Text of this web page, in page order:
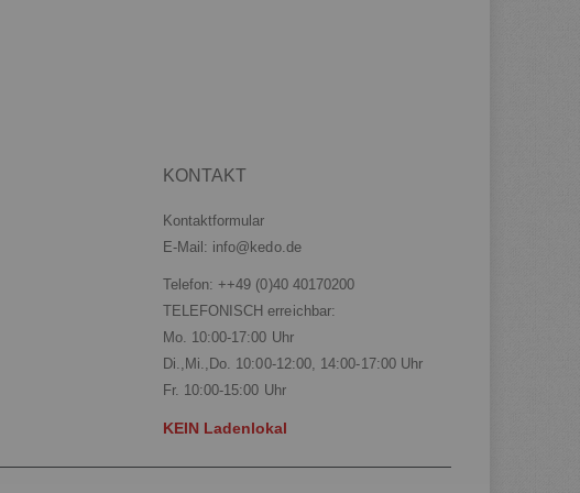
KONTAKT
Kontaktformular
E-Mail: info@kedo.de
Telefon:++49 (0)40 40170200
TELEFONISCH erreichbar:
Mo. 10:00-17:00 Uhr
Di.,Mi.,Do. 10:00-12:00, 14:00-17:00 Uhr
Fr. 10:00-15:00 Uhr
KEIN Ladenlokal